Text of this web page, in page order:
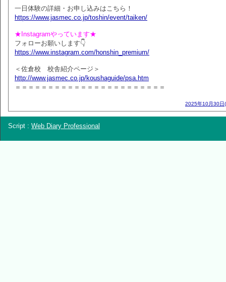
一日体験の詳細・お申し込みはこちら！
https://www.jasmec.co.jp/toshin/event/taiken/
★Instagramやっています★
フォローお願いします👇
https://www.instagram.com/honshin_premium/
＜佐倉校 校舎紹介ページ＞
http://www.jasmec.co.jp/koushaguide/psa.htm
＝＝＝＝＝＝＝＝＝＝＝＝＝＝＝＝＝＝＝＝＝＝＝
2025年10月30日
Script : Web Diary Professional